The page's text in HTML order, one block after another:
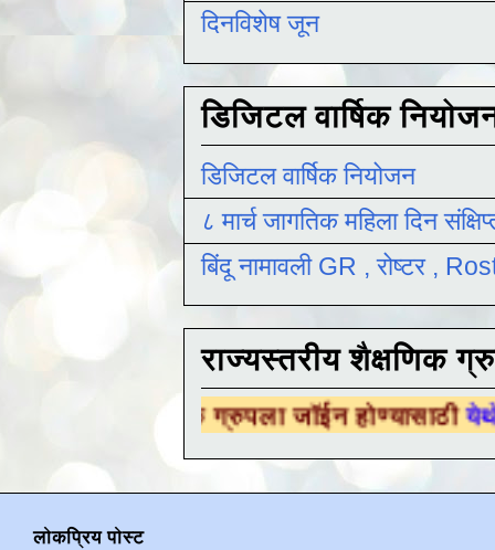
दिनविशेष जून
डिजिटल वार्षिक
डिजिटल वार्षिक नियोजन
८ मार्च जागतिक महिला दिन
बिंदू नामावली GR , रोष्टर ,
राज्यस्तरीय शैक्षणिक
ग्रुपला जॉईन होण्यासाठीयेथे क्लिक करा
लोकप्रिय पोस्ट